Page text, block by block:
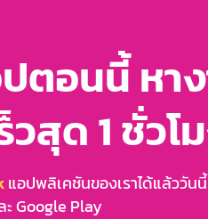
ตอนนี้ หา
สุด 1 ชั่วโ
แอปพลิเคชันของเราได้แล้ววันนี้
Google Play